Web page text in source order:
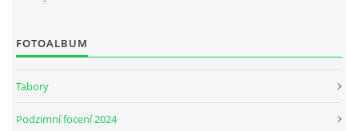
JARNÍ BRIGÁDA SE ODKLÁDÁ.
PÁTEČNÍ KROUŽEK " ŠKOLA JEZDECTVÍ " BUDE ZAHÁJEN
FOTOALBUM
Tabory
Podzimní focení 2024